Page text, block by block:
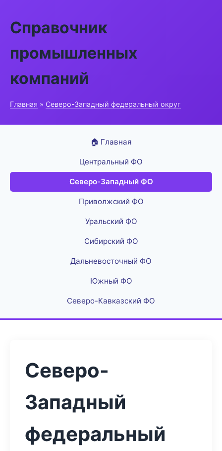
Справочник
промышленных
компаний
Главная » Северо-Западный федеральный округ
🏠 Главная
Центральный ФО
Северо-Западный ФО
Приволжский ФО
Уральский ФО
Сибирский ФО
Дальневосточный ФО
Южный ФО
Северо-Кавказский ФО
Северо-
Западный
федеральный